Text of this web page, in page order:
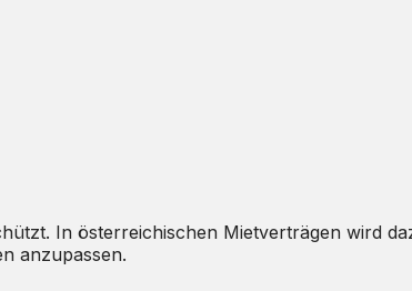
In österreichischen Mietverträgen wird
anzupassen.